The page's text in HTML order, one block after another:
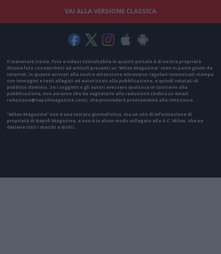
VAI ALLA VERSIONE CLASSICA
Il materiale (testo, foto e video) consultabile in questo portale è di nostra proprietà.
Alcune foto (screenshot) ed articoli presenti su "Milan Magazine" sono in parte giunti da
internet, in quanto arrivati alla nostra attenzione attraverso regolari comunicati stampa
con immagini e testi allegati ed autorizzati alla pubblicazione, e quindi valutati di
pubblico dominio. Se i soggetti o gli autori avessero qualcosa in contrario alla
pubblicazione, non avranno che da segnalarlo alla redazione (indirizzo email:
redazione@napolimagazine.com), che provvederà prontamente alla rimozione.
"Milan Magazine" non è una testata giornalistica, ma un sito di informazione di
proprietà di Napoli Magazine, e non è in alcun modo collegato alla A.C. Milan, che ne
detiene tutti i marchi e diritti.